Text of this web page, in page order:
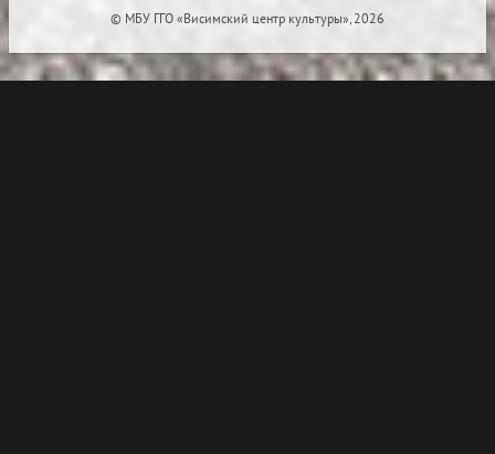
© МБУ ГГО «Висимский центр культуры», 2026